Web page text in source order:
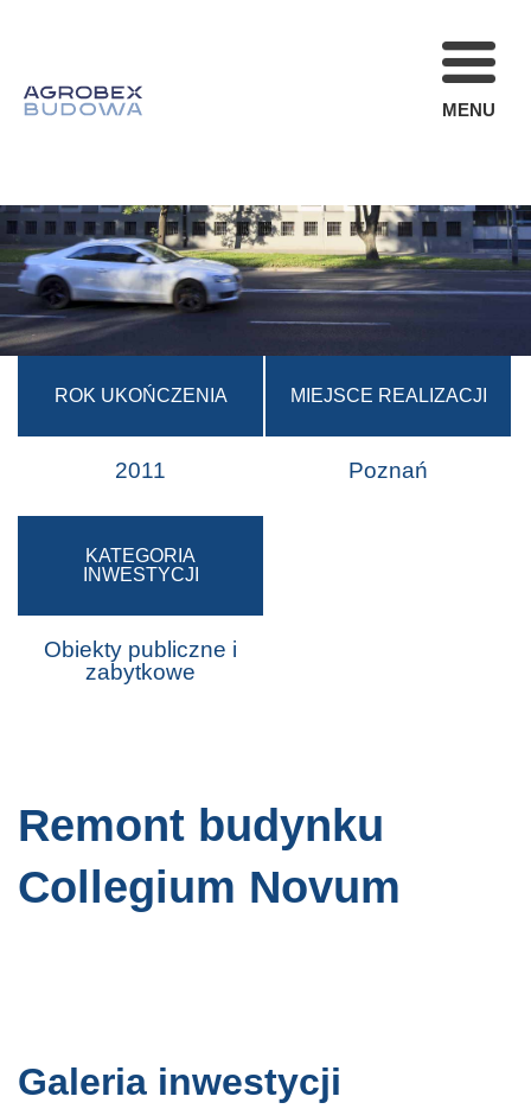
MENU
AKTUALNOŚCI
STREFA
KARIERA
KONTAKT
ROK UKOŃCZENIA
2011
MIEJSCE REALIZACJI
Poznań
KATEGORIA
INWESTYCJI
Obiekty publiczne i
zabytkowe
Remont budynku
Collegium Novum
Galeria inwestycji